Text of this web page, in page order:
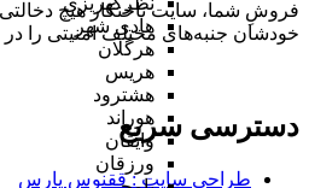
هادی شهر
هرگلان
هریس
هشترود
هوراند
وایقان
ورزقان
فروشِ شما، سایت ناخنکار هیچ دخالتی
خودشان جنبه‌های مختلف امنیتی را در
دسترسی سریع
طراحی سایت :‌ ققنوس پارس